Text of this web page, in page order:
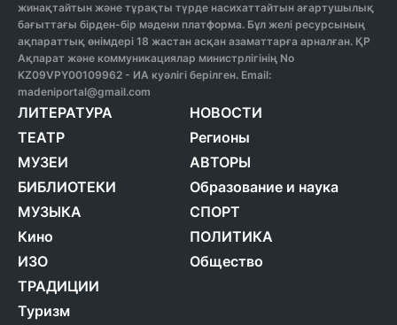
жинақтайтын және тұрақты түрде насихаттайтын ағартушылық
бағыттағы бірден-бір мәдени платформа. Бұл желі ресурсының
ақпараттық өнімдері 18 жастан асқан азаматтарға арналған. ҚР
Ақпарат және коммуникациялар министрлігінің No
KZ09VPY00109962 - ИА куәлігі берілген. Email:
madeniportal@gmail.com
ЛИТЕРАТУРА
ТЕАТР
МУЗЕИ
БИБЛИОТЕКИ
МУЗЫКА
Кино
ИЗО
ТРАДИЦИИ
Туризм
НОВОСТИ
Регионы
АВТОРЫ
Образование и наука
СПОРТ
ПОЛИТИКА
Общество